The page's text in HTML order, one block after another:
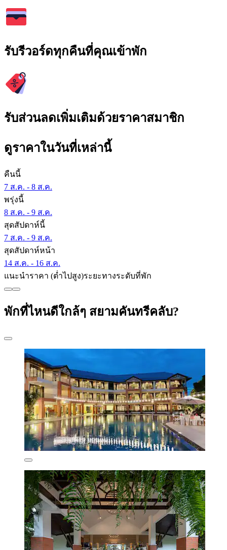
รับรีวอร์ดทุกคืนที่คุณเข้าพัก
รับส่วนลดเพิ่มเติมด้วยราคาสมาชิก
ดูราคาในวันที่เหล่านี้
คืนนี้
7 ส.ค. - 8 ส.ค.
พรุ่งนี้
8 ส.ค. - 9 ส.ค.
สุดสัปดาห์นี้
7 ส.ค. - 9 ส.ค.
สุดสัปดาห์หน้า
14 ส.ค. - 16 ส.ค.
แนะนำราคา (ต่ำไปสูง)ระยะทางระดับที่พัก
พักที่ไหนดีใกล้ๆ สยามคันทรีคลับ?